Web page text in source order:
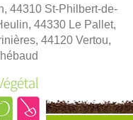
44310 St-Philbert-de-
44330 Le Pallet,
44120 Vertou,